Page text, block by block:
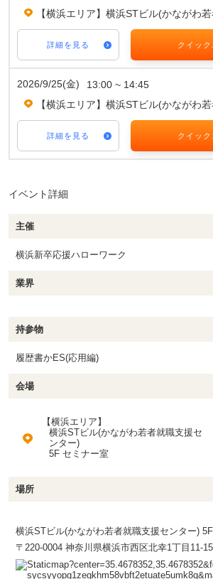
【横浜エリア】横浜STビル(かながわ
詳細を見る クイッ
2026/9/25(金)
13:00 ~ 14:45
【横浜エリア】横浜STビル(かながわ
詳細を見る クイッ
イベント詳細
主催
横浜新卒応援ハローワーク
業界
持参物
履歴書かES(応用編)
会場
【横浜エリア】
横浜STビル(かながわ若者就職支援セ
ンター)
5F セミナー室
場所
横浜STビル(かながわ若者就職支援センター)
〒220-0004 神奈川県横浜市西区北幸1丁目11-15